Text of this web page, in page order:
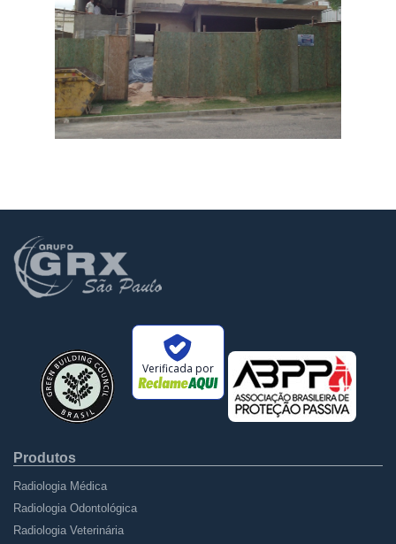
Verificada por
Produtos
Radiologia Médica
Radiologia Odontológica
Radiologia Veterinária